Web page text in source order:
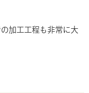
加工工程も非常に大